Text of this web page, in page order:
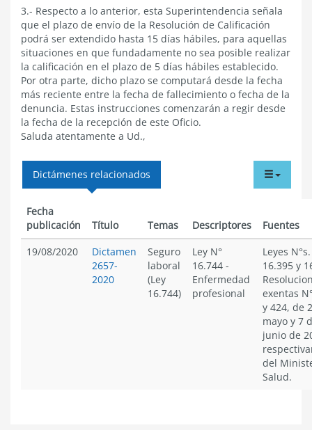
3.- Respecto a lo anterior, esta Superintendencia señala
que el plazo de envío de la Resolución de Calificación
podrá ser extendido hasta 15 días hábiles, para aquellas
situaciones en que fundadamente no sea posible realizar
la calificación en el plazo de 5 días hábiles establecido.
Por otra parte, dicho plazo se computará desde la fecha
más reciente entre la fecha de fallecimiento o fecha de la
denuncia. Estas instrucciones comenzarán a regir desde
la fecha de la recepción de este Oficio.
Saluda atentamente a Ud.,
menu
Dictámenes relacionados
Fecha
publicación
Título Temas Descriptores
Fuentes
19/08/2020
Dictamen
2657-
2020
Seguro
laboral
(Ley
16.744)
Ley N°
16.744 -
Enfermedad
profesional
Leyes N°s.
16.395 y
exentas
y 424, de
mayo y 7
junio de
del
Salud.